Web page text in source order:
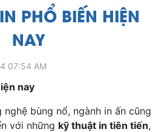
PHỔ BIẾN HIỆN
NAY
07:54 AM
nay
bùng nổ, ngành in ấn cũng
với những kỹ thuật in tiên tiến,